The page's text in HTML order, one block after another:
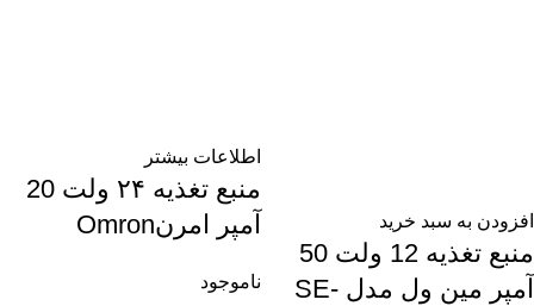
افزودن به سبد خرید
منبع تغذیه 12 ولت 50
آمپر مین ول مدل SE-
اطلاعات بیشتر
منبع تغذیه ۲۴ ولت 20
آمپر امرنOmron
ناموجود